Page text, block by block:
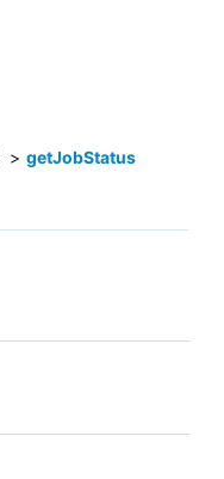
getJobStatus